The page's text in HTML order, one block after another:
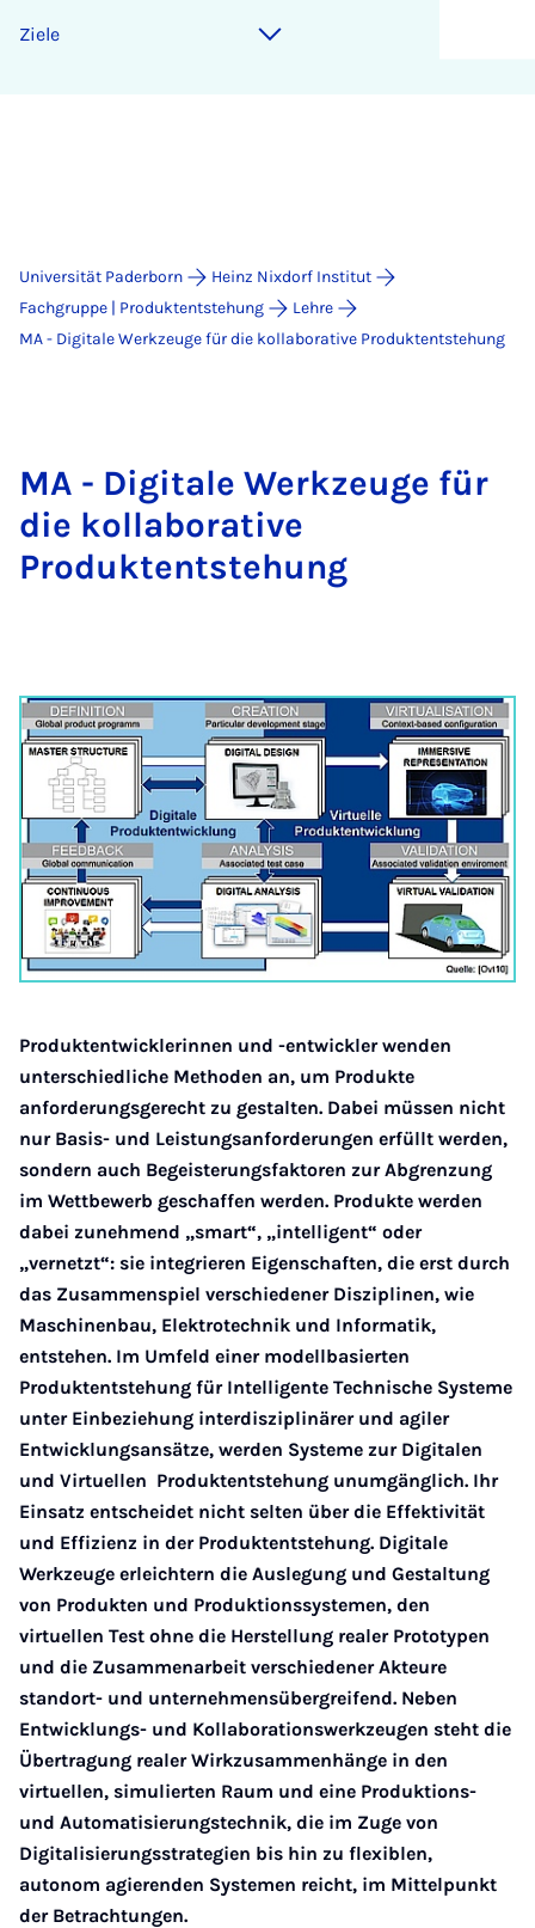
Zie­le
Universität Paderborn
Heinz Nixdorf Institut
Fachgruppe | Produktentstehung
Lehre
MA - Digitale Werkzeuge für die kollaborative Produktentstehung
MA - Digitale Werkzeuge für
die kollaborative
Produktentstehung
Produktentwicklerinnen und -entwickler wenden
unterschiedliche Methoden an, um Produkte
anforderungsgerecht zu gestalten. Dabei müssen nicht
nur Basis- und Leistungsanforderungen erfüllt werden,
sondern auch Begeisterungsfaktoren zur Abgrenzung
im Wettbewerb geschaffen werden. Produkte werden
dabei zunehmend „smart“, „intelligent“ oder
„vernetzt“: sie integrieren Eigenschaften, die erst durch
das Zusammenspiel verschiedener Disziplinen, wie
Maschinenbau, Elektrotechnik und Informatik,
entstehen. Im Umfeld einer modellbasierten
Produktentstehung für Intelligente Technische Systeme
unter Einbeziehung interdisziplinärer und agiler
Entwicklungsansätze, werden Systeme zur Digitalen
und Virtuellen Produktentstehung unumgänglich. Ihr
Einsatz entscheidet nicht selten über die Effektivität
und Effizienz in der Produktentstehung. Digitale
Werkzeuge erleichtern die Auslegung und Gestaltung
von Produkten und Produktionssystemen, den
virtuellen Test ohne die Herstellung realer Prototypen
und die Zusammenarbeit verschiedener Akteure
standort- und unternehmensübergreifend. Neben
Entwicklungs- und Kollaborationswerkzeugen steht die
Übertragung realer Wirkzusammenhänge in den
virtuellen, simulierten Raum und eine Produktions-
und Automatisierungstechnik, die im Zuge von
Digitalisierungsstrategien bis hin zu flexiblen,
autonom agierenden Systemen reicht, im Mittelpunkt
der Betrachtungen.